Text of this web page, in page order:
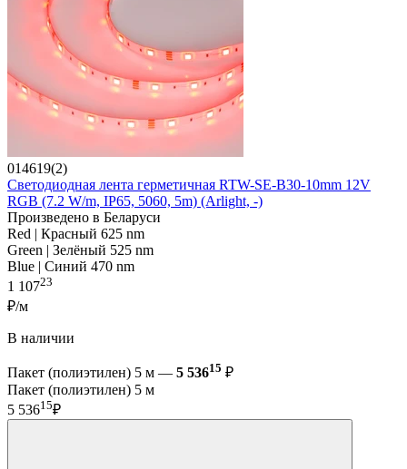
014619(2)
Светодиодная лента герметичная RTW-SE-B30-10mm 12V
RGB (7.2 W/m, IP65, 5060, 5m) (Arlight, -)
Произведено в Беларуси
Red | Красный 625 nm
Green | Зелёный 525 nm
Blue | Синий 470 nm
1 10723
₽/м
В наличии
Пакет (полиэтилен) 5 м — 5 53615 ₽
Пакет (полиэтилен) 5 м
5 53615₽